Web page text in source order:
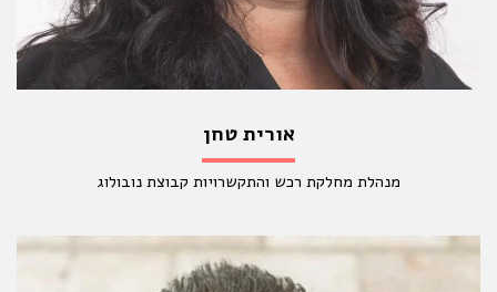
אורית טחן
מנהלת מחלקת רכש והתקשרויות קבוצת נובולוג